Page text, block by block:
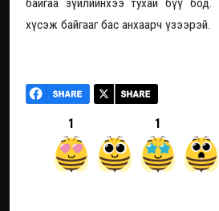
байгаа зүйлийнхээ тухай бүү
хүсэж байгааг бас анхаарч үзээрэй.
1 1